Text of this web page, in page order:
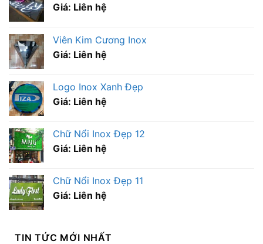
Giá: Liên hệ
Viên Kim Cương Inox
Giá: Liên hệ
Logo Inox Xanh Đẹp
Giá: Liên hệ
Chữ Nổi Inox Đẹp 12
Giá: Liên hệ
Chữ Nổi Inox Đẹp 11
Giá: Liên hệ
TIN TỨC MỚI NHẤT